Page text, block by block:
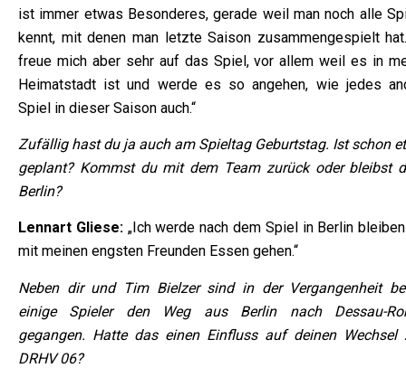
ist immer etwas Besonderes, gerade weil man noch alle
kennt, mit denen man letzte Saison zusammengespielt
freue mich aber sehr auf das Spiel, vor allem weil es in
Heimatstadt ist und werde es so angehen, wie jedes
Spiel in dieser Saison auch.“
Zufällig hast du ja auch am Spieltag Geburtstag. Ist schon
geplant? Kommst du mit dem Team zurück oder bleibst
Berlin?
Lennart Gliese:„Ich werde nach dem Spiel in Berlin
mit meinen engsten Freunden Essen gehen.“
Neben dir und Tim Bielzer sind in der Vergangenheit
einige Spieler den Weg aus Berlin nach Dessau-
gegangen. Hatte das einen Einfluss auf deinen Wechsel
DRHV 06?